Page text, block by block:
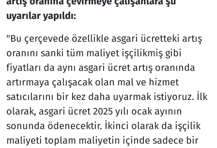
uyarılar yapıldı:
"Bu çerçevede özellikle asgari ücretteki artış
oranını sanki tüm maliyet işçilikmiş gibi
fiyatları da aynı asgari ücret artış oranında
artırmaya çalışacak olan mal ve hizmet
satıcılarını bir kez daha uyarmak istiyoruz. İlk
olarak, asgari ücret 2025 yılı ocak ayının
sonunda ödenecektir. İkinci olarak da işçilik
maliyeti toplam maliyetin içinde sadece bir